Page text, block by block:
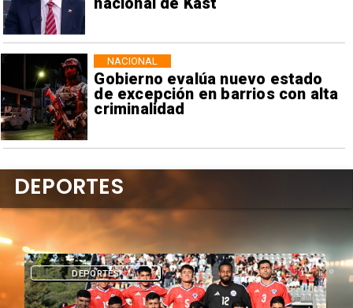
Gobierno evalúa nuevo estado
de excepción en barrios con alta
criminalidad
NACIONAL
DEPORTES
DEPORTES